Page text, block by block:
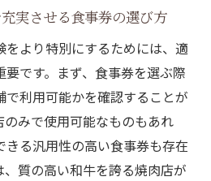
実させる食事券の選び方
より特別にするためには、適
です。まず、食事券を選ぶ際
で利用可能かを確認することが
みで使用可能なものもあれ
る汎用性の高い食事券も存在
、質の高い和牛を誇る焼肉店が